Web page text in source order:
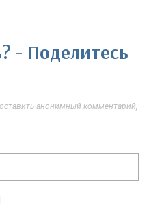
- Поделитесь
анонимный комментарий,